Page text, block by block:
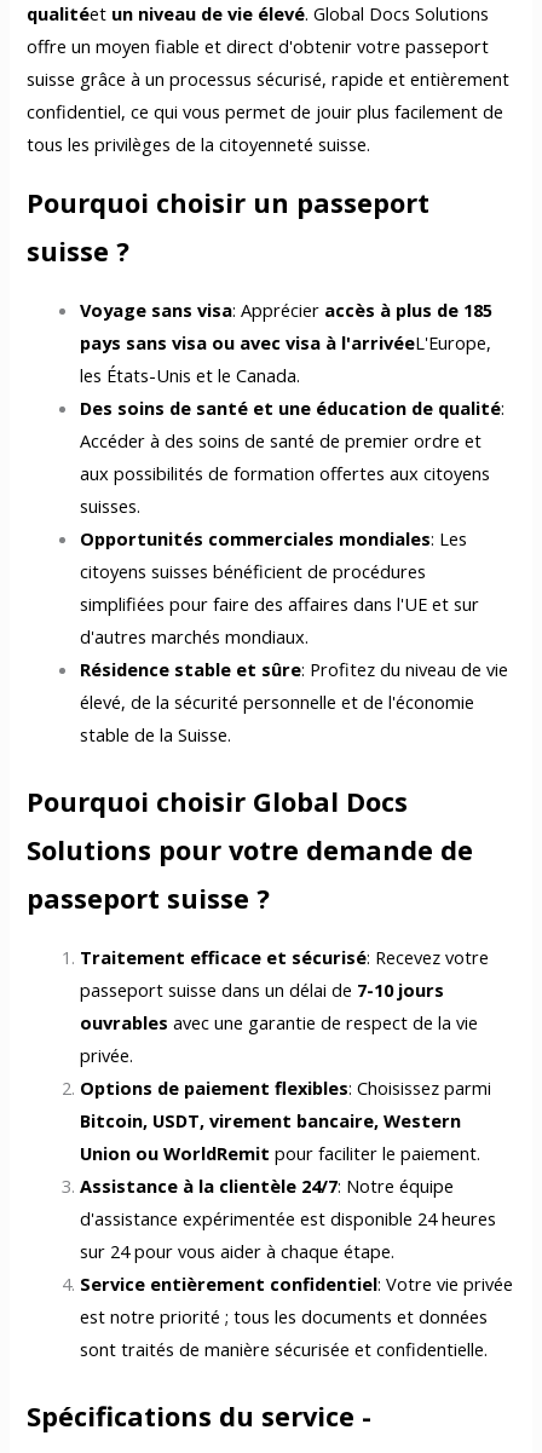
qualitéet un niveau de vie élevé. Global Docs Solutions
offre un moyen fiable et direct d'obtenir votre passeport
suisse grâce à un processus sécurisé, rapide et entièrement
confidentiel, ce qui vous permet de jouir plus facilement de
tous les privilèges de la citoyenneté suisse.
Pourquoi choisir un passeport
suisse ?
Voyage sans visa: Apprécier accès à plus de 185
pays sans visa ou avec visa à l'arrivéeL'Europe,
les États-Unis et le Canada.
Des soins de santé et une éducation de qualité:
Accéder à des soins de santé de premier ordre et
aux possibilités de formation offertes aux citoyens
suisses.
Opportunités commerciales mondiales: Les
citoyens suisses bénéficient de procédures
simplifiées pour faire des affaires dans l'UE et sur
d'autres marchés mondiaux.
Résidence stable et sûre: Profitez du niveau de vie
élevé, de la sécurité personnelle et de l'économie
stable de la Suisse.
Pourquoi choisir Global Docs
Solutions pour votre demande de
passeport suisse ?
Traitement efficace et sécurisé: Recevez votre
passeport suisse dans un délai de 7-10 jours
ouvrables avec une garantie de respect de la vie
privée.
Options de paiement flexibles: Choisissez parmi
Bitcoin, USDT, virement bancaire, Western
Union ou WorldRemit pour faciliter le paiement.
Assistance à la clientèle 24/7: Notre équipe
d'assistance expérimentée est disponible 24 heures
sur 24 pour vous aider à chaque étape.
Service entièrement confidentiel: Votre vie privée
est notre priorité ; tous les documents et données
sont traités de manière sécurisée et confidentielle.
Spécifications du service -